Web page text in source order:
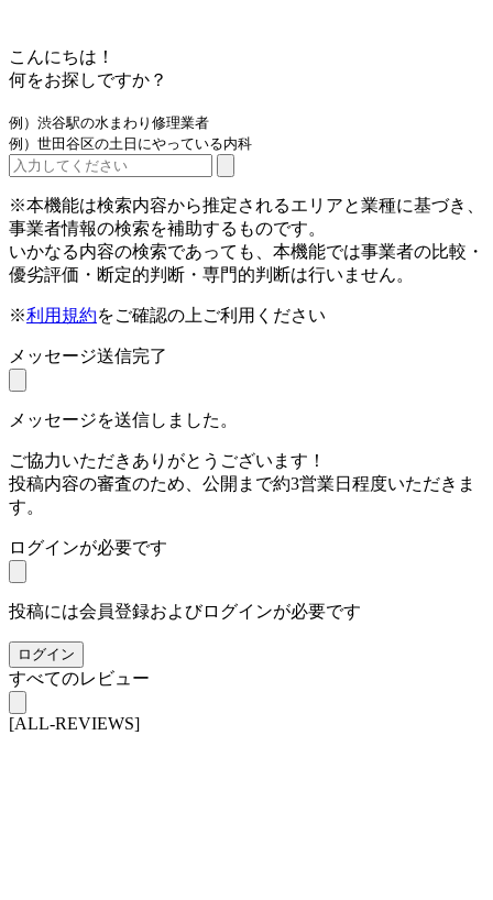
こんにちは！
何をお探しですか？
例）渋谷駅の水まわり修理業者
例）世田谷区の土日にやっている内科
※本機能は検索内容から推定されるエリアと業種に基づき、
事業者情報の検索を補助するものです。
いかなる内容の検索であっても、本機能では事業者の比較・
優劣評価・断定的判断・専門的判断は行いません。
※利用規約をご確認の上ご利用ください
メッセージ送信完了
メッセージを送信しました。
ご協力いただきありがとうございます！
投稿内容の審査のため、公開まで約3営業日程度いただきま
す。
ログインが必要です
投稿には会員登録およびログインが必要です
ログイン
すべてのレビュー
[ALL-REVIEWS]